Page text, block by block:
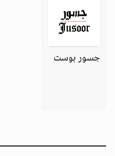
جسور بوست